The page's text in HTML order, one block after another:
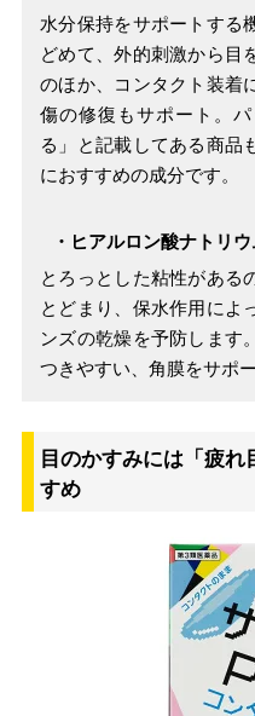
水分保持をサポートする
どめて、外的刺激から目
のほか、コンタクト装着
傷の修復もサポート。
る」と記載してある商品
におすすめの成分です。
・ヒアルロン酸ナトリウ
とろっとした粘性がある
とどまり、保水作用によ
ンズの乾燥を予防します
つきやすい、角膜をサポ
目のかすみには「疲
すめ